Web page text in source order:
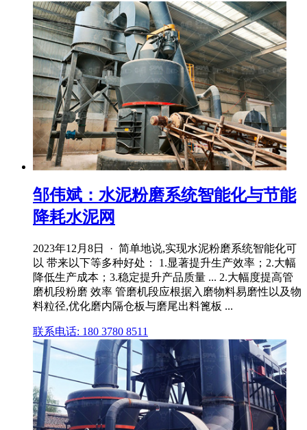
邹伟斌：水泥粉磨系统智能化与节能
降耗水泥网
2023年12月8日 · 简单地说,实现水泥粉磨系统智能化可
以 带来以下等多种好处： 1.显著提升生产效率；2.大幅
降低生产成本；3.稳定提升产品质量 ... 2.大幅度提高管
磨机段粉磨 效率 管磨机段应根据入磨物料易磨性以及物
料粒径,优化磨内隔仓板与磨尾出料篦板 ...
联系电话: 180 3780 8511